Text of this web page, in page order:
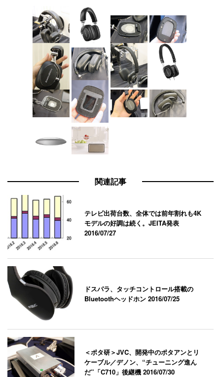
関連記事
テレビ出荷台数、全体では前年割れも4K
モデルの好調は続く。JEITA発表
2016/07/27
ドスパラ、タッチコントロール搭載の
Bluetoothヘッドホン2016/07/25
＜ポタ研＞JVC、開発中のポタアンとリ
ケーブル／デノン、“チューニング進ん
だ”「C710」後継機2016/07/30